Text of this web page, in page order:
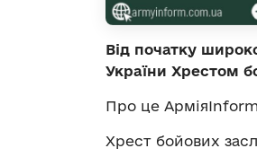
Від початку
України Хрестом
Про це
Хрест бойових